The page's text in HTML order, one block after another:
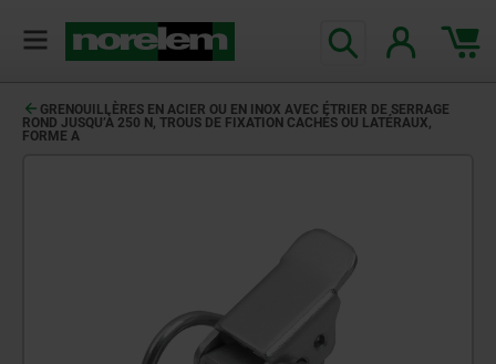
GRENOUILLÈRES EN ACIER OU EN INOX AVEC ÉTRIER DE SERRAGE
ROND JUSQU’À 250 N, TROUS DE FIXATION CACHÉS OU LATÉRAUX,
FORME A